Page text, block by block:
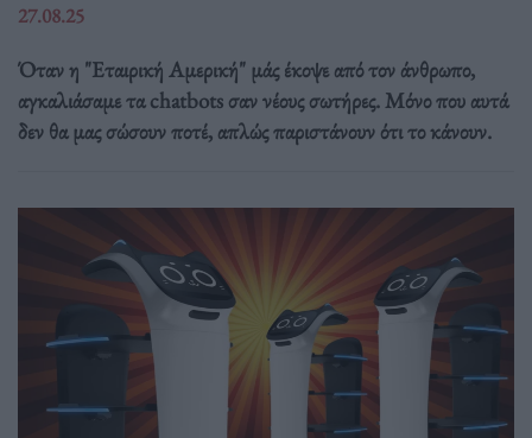
27.08.25
Όταν η "Εταιρική Αμερική" μάς έκοψε από τον άνθρωπο,
αγκαλιάσαμε τα chatbots σαν νέους σωτήρες. Μόνο που αυτά
δεν θα μας σώσουν ποτέ, απλώς παριστάνουν ότι το κάνουν.